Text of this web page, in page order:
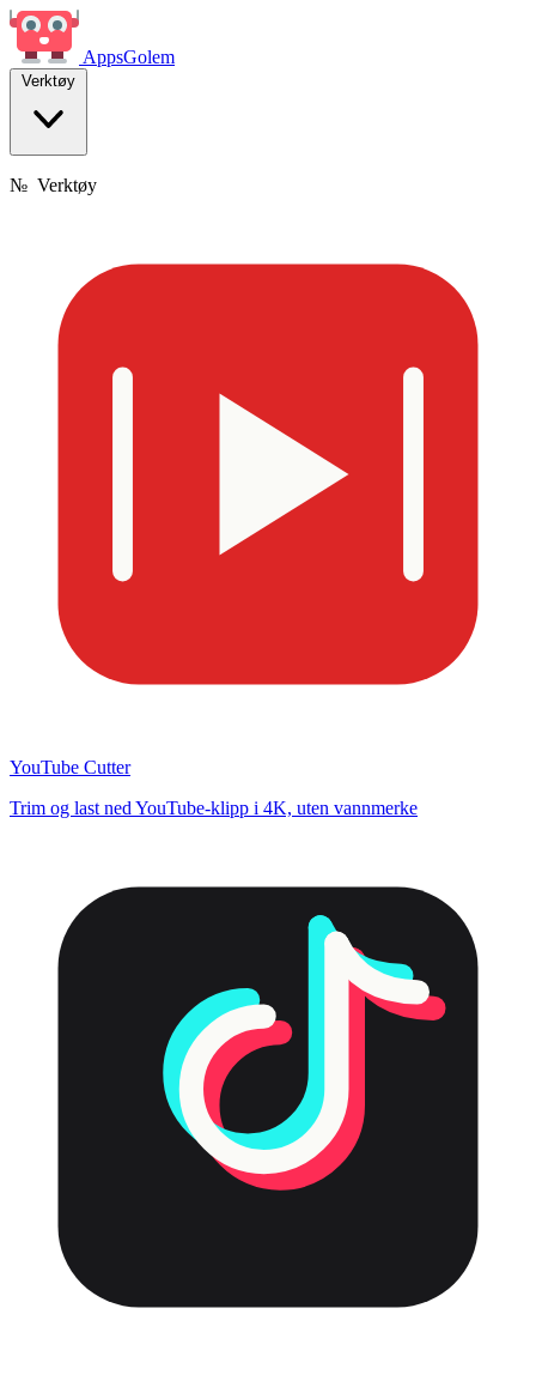
AppsGolem
Verktøy
№ Verktøy
YouTube Cutter
Trim og last ned YouTube-klipp i 4K, uten vannmerke